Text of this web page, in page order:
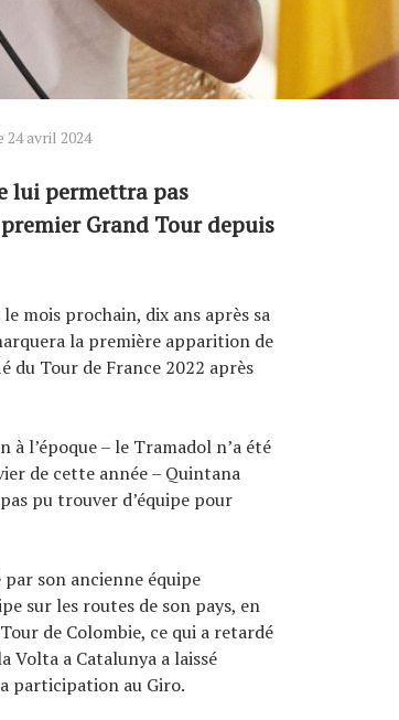
24 avril 2024
lui permettra pas
Grand Tour depuis
mois prochain, dix ans après sa
la première apparition de
du Tour de France 2022 après
à l’époque – le Tramadol n’a été
de cette année – Quintana
pu trouver d’équipe pour
son ancienne équipe
sur les routes de son pays, en
de Colombie, ce qui a retardé
Volta a Catalunya a laissé
participation au Giro.